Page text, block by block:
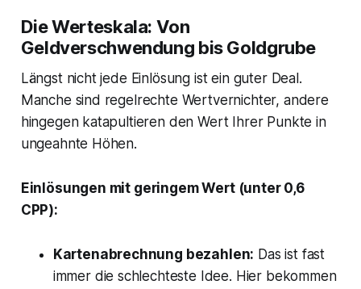
Die Werteskala: Von
Geldverschwendung bis Goldgrube
Längst nicht jede Einlösung ist ein guter Deal.
Manche sind regelrechte Wertvernichter, andere
hingegen katapultieren den Wert Ihrer Punkte in
ungeahnte Höhen.
Einlösungen mit geringem Wert (unter 0,6
CPP):
Kartenabrechnung bezahlen: Das ist fast
immer die schlechteste Idee. Hier bekommen